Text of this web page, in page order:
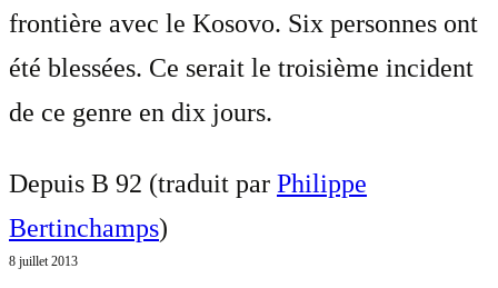
frontière avec le Kosovo. Six personnes ont
été blessées. Ce serait le troisième incident
de ce genre en dix jours.
Depuis B 92 (traduit par Philippe
Bertinchamps)
8 juillet 2013